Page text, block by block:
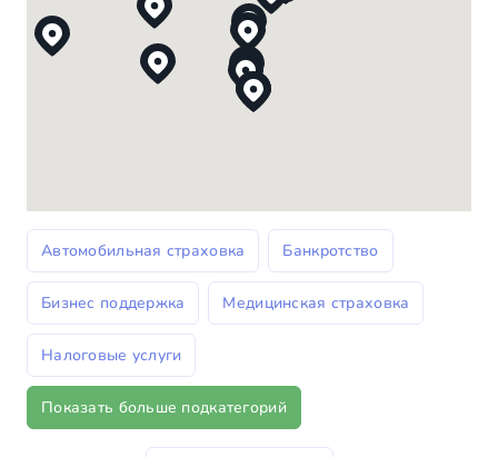
Автомобильная страховка Банкротство
Бизнес поддержка Медицинская страховка
Налоговые услуги
Показать больше подкатегорий